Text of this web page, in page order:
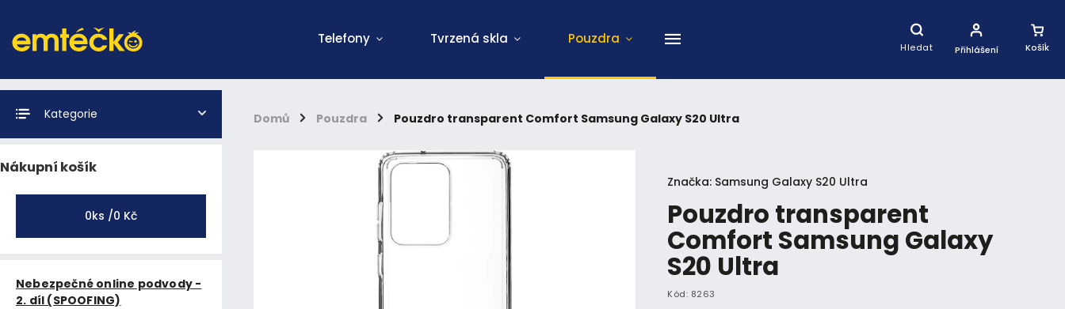
Hledat
Nákupní
Košík
Přihlášení
Telefony Tvrzená skla Pouzdra
Domů / Pouzdra / Pouzdro transparent Comfort Samsung Galaxy S20 Ultra
Kategorie
Nákupní košík
0ks /0 Kč
Nebezpečné online podvody -
2. díl (SPOOFING)
Pouzdro transparent
Comfort Samsung Galaxy
S20 Ultra
Kód: 8263
Značka: Samsung Galaxy S20 Ultra